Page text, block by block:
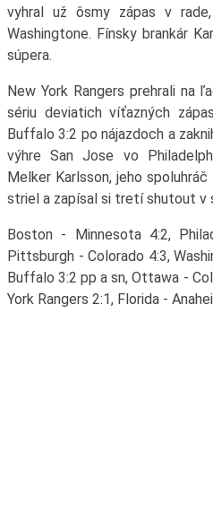
vyhral už ôsmy zápas v
Washingtone. Fínsky brankár
súpera.
New York Rangers prehrali na
sériu deviatich víťazných
Buffalo 3:2 po nájazdoch a
výhre San Jose vo
Melker Karlsson, jeho
striel a zapísal si tretí shutout v
Boston - Minnesota 4:2,
Pittsburgh - Colorado 4:3,
Buffalo 3:2 pp a sn, Ottawa -
York Rangers 2:1, Florida -